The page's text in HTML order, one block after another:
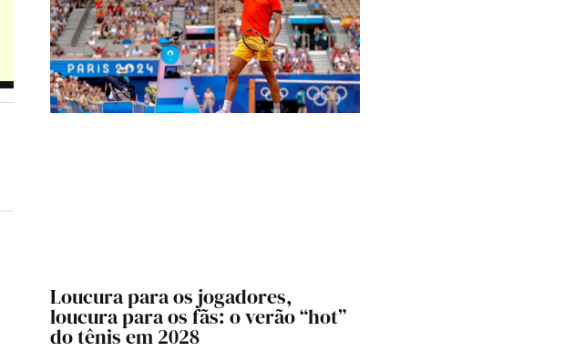
Loucura para os jogadores,
loucura para os fãs: o verão “hot”
do tênis em 2028